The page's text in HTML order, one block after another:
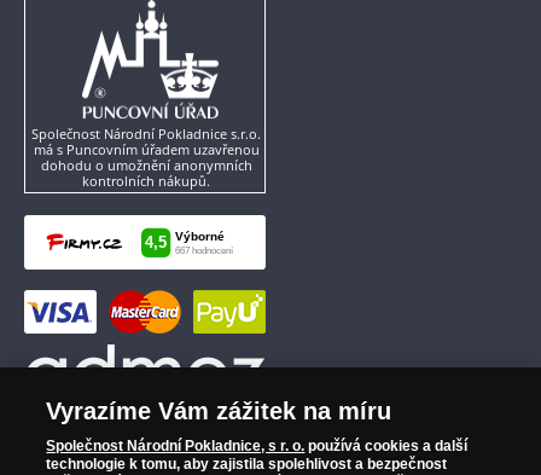
Společnost Národní Pokladnice s.r.o.
má s Puncovním úřadem uzavřenou
dohodu o umožnění anonymních
kontrolních nákupů.
Vyrazíme Vám zážitek na míru
Společnost Národní Pokladnice, s r. o. používá cookies a další
technologie k tomu, aby zajistila spolehlivost a bezpečnost